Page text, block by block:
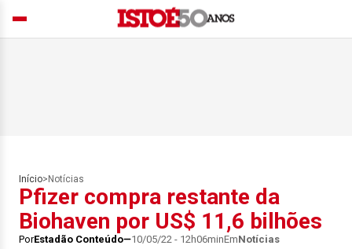
Início> Notícias
Pfizer compra restante da
Biohaven por US$ 11,6 bilhões
PorEstadão Conteúdo 10/05/22 - 12h06minEmNotícias